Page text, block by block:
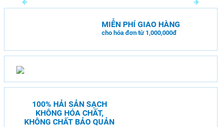
MIỄN PHÍ GIAO HÀNG
cho hóa đơn từ 1,000,000đ
100% HẢI SẢN SẠCH
KHÔNG HÓA CHẤT,
KHÔNG CHẤT BẢO QUẢN